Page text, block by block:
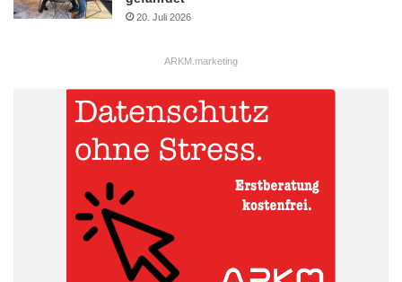
20. Juli 2026
ARKM.marketing